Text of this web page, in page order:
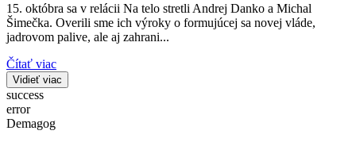
15. októbra sa v relácii Na telo stretli Andrej Danko a Michal
Šimečka. Overili sme ich výroky o formujúcej sa novej vláde,
jadrovom palive, ale aj zahrani...
Čítať viac
Vidieť viac
success
error
Demagog